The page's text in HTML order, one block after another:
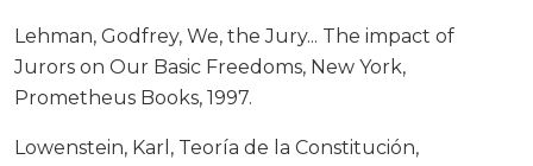
Lehman, Godfrey, We, the Jury... The impact of
Jurors on Our Basic Freedoms, New York,
Prometheus Books, 1997.
Lowenstein, Karl, Teoría de la Constitución,